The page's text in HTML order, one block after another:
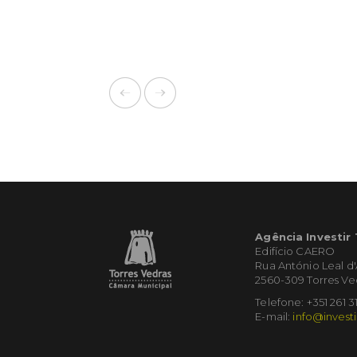
Agência Investir
Edifício CAERO
Rua António Leal
2560-309 Torres
Telefone: +351 261
E-mail: